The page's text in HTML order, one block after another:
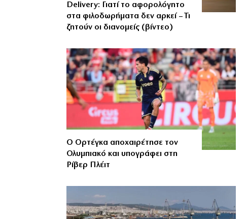
Delivery: Γιατί το αφορολόγητο
στα φιλοδωρήματα δεν αρκεί – Τι
ζητούν οι διανομείς (βίντεο)
Ο Ορτέγκα αποχαιρέτησε τον
Ολυμπιακό και υπογράφει στη
Ρίβερ Πλέιτ